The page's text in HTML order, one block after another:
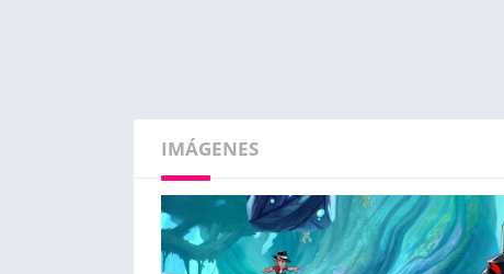
IMÁGENES